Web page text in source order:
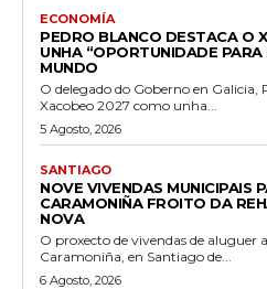
ECONOMÍA
PEDRO BLANCO DESTACA O
UNHA “OPORTUNIDADE
MUNDO
O delegado do Goberno en Galicia,
Xacobeo 2027 como unha...
5 Agosto, 2026
SANTIAGO
NOVE VIVENDAS MUNICIPAIS
CARAMONIÑA FROITO DA
NOVA
O proxecto de vivendas de aluguer
Caramoniña, en Santiago de...
6 Agosto, 2026